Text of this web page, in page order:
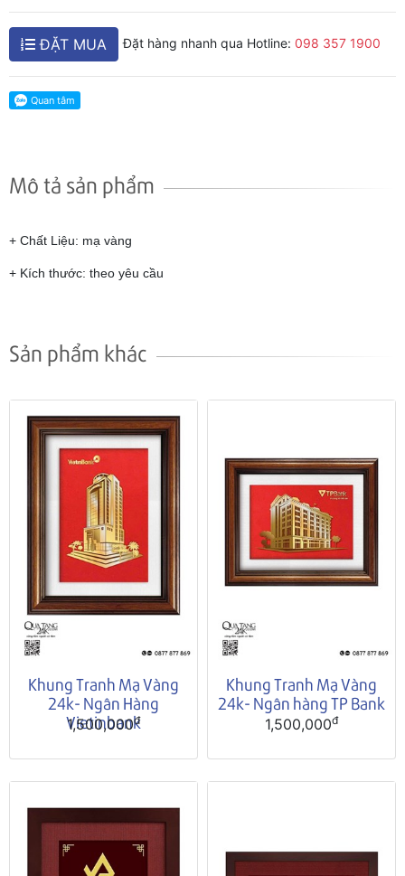
ĐẶT MUA Đặt hàng nhanh qua Hotline: 098 357 1900
Mô tả sản phẩm
+ Chất Liệu: mạ vàng
+ Kích thước: theo yêu cầu
Sản phẩm khác
Khung Tranh Mạ Vàng
24k- Ngân Hàng
Vietinbank
1,500,000đ
Khung Tranh Mạ Vàng
24k- Ngân hàng TP Bank
1,500,000đ